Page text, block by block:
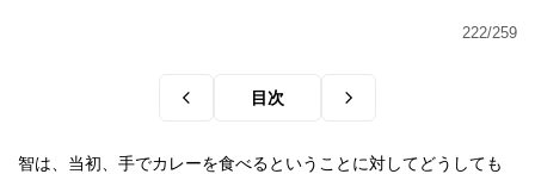
222/259
目次
智は、当初、手でカレーを食べるということに対してどうしても